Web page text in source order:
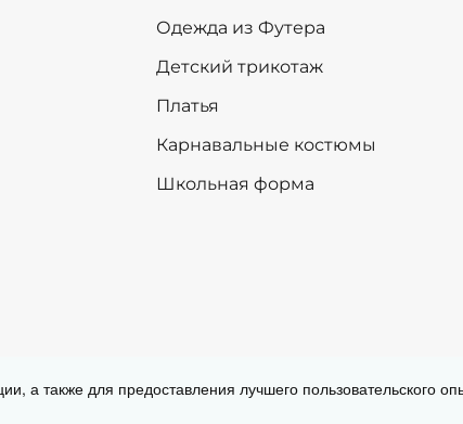
- + В корзину
Одежда из Футера
Детский трикотаж
Платья
Карнавальные костюмы
Школьная форма
а также для предоставления лучшего пользовательского